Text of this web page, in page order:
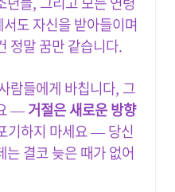
도 자신을 받아들이며
정말 꿈만 같습니다.
람들에게 바칩니다, 그
—거절은 새로운 방향
기하지 마세요 — 당신
결코 늦은 때가 없어